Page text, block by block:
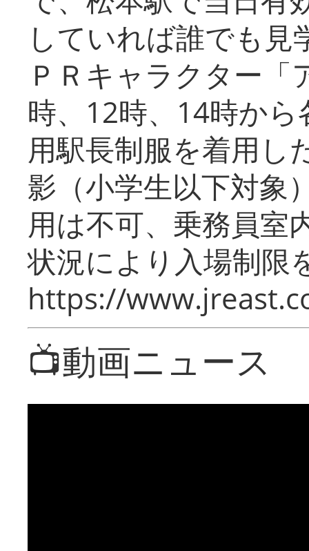
していれば誰でも
ＰＲキャラクター
時、12時、14時か
用駅長制服を着用し
影（小学生以下対象
用は不可、乗務員室
状況により入場制限
https://
📺動画ニュース